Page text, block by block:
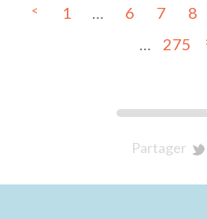
< 1 … 6 7 8
…
275
Partager